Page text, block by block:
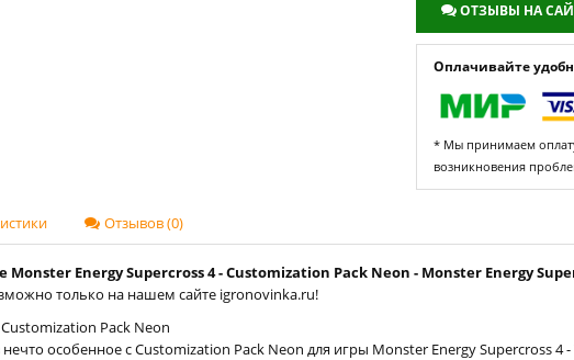
ОТЗЫВЫ НА
Оплачивайте
* Мы принимаем
возникновения
Отзывов (0)
Energy Supercross 4 - Customization Pack Neon - Monster Energy
только на нашем сайте igronovinka.ru!
Pack Neon
особенное с Customization Pack Neon для игры Monster Energy Supercross 4